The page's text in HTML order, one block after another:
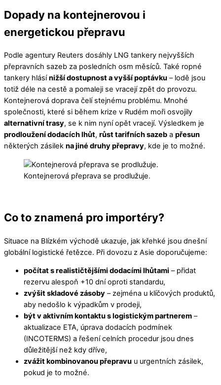
Dopady na kontejnerovou i
energetickou přepravu
Podle agentury Reuters dosáhly LNG tankery nejvyšších
přepravních sazeb za posledních osm měsíců. Také ropné
tankery hlásínižší dostupnost a vyšší poptávku – lodě jsou
totiž déle na cestě a pomaleji se vracejí zpět do provozu.
Kontejnerová doprava čelí stejnému problému. Mnohé
společnosti, které si během krize v Rudém moři osvojily
alternativní trasy, se k nim nyní opět vracejí. Výsledkem je
prodloužení dodacích lhůt, růst tarifních sazeb a přesun
některých zásilek na jiné druhy přepravy, kde je to možné.
Kontejnerová přeprava se prodlužuje.
Co to znamená pro importéry?
Situace na Blízkém východě ukazuje, jak křehké jsou dnešní
globální logistické řetězce. Při dovozu z Asie doporučujeme:
počítat s realističtějšími dodacími lhůtami – přidat
rezervu alespoň +10 dní oproti standardu,
zvýšit skladové zásoby – zejména u klíčových produktů,
aby nedošlo k výpadkům v prodeji,
být v aktivním kontaktu s logistickým partnerem –
aktualizace ETA, úprava dodacích podmínek
(INCOTERMS) a řešení celních procedur jsou dnes
důležitější než kdy dříve,
zvážit kombinovanou přepravu u urgentních zásilek,
pokud je to možné.